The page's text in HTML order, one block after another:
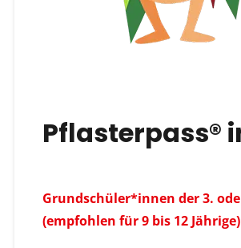
Pflasterpass®
Grundschüler*innen der 3.
(empfohlen für 9 bis 12